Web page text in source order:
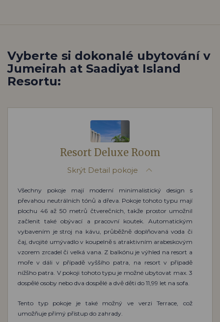
Vyberte si dokonalé ubytování v
Jumeirah at Saadiyat Island
Resortu:
Resort Deluxe Room
Skrýt Detail pokoje
Všechny pokoje mají moderní minimalistický design s
převahou neutrálních tónů a dřeva. Pokoje tohoto typu mají
plochu 46 až 50 metrů čtverečních, takže prostor umožnil
začlenit také obývací a pracovní koutek. Automatickým
vybavením je stroj na kávu, průběžně doplňovaná voda či
čaj, dvojité umývadlo v koupelně s atraktivním arabeskovým
vzorem zrcadel či velká vana. Z balkónu je výhled na resort a
moře v dáli v případě vyššího patra, na resort v případě
nižšho patra. V pokoji tohoto typu je možné ubytovat max. 3
dospělé osoby nebo dva dospělé a dvě děti do 11,99 let na sofa.
Tento typ pokoje je také možný ve verzi Terrace, což
umožňuje přímý přístup do zahrady.